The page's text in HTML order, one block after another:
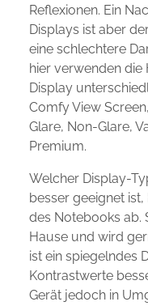
Reflexionen. Ein
Displays ist aber
eine schlechtere
hier verwenden
Display
Comfy View
Glare, Non-Glare,
Premium.
Welcher Display-
besser geeignet
des Notebooks ab.
Hause und wird
ist ein spiegelndes
Kontrastwerte
Gerät jedoch in